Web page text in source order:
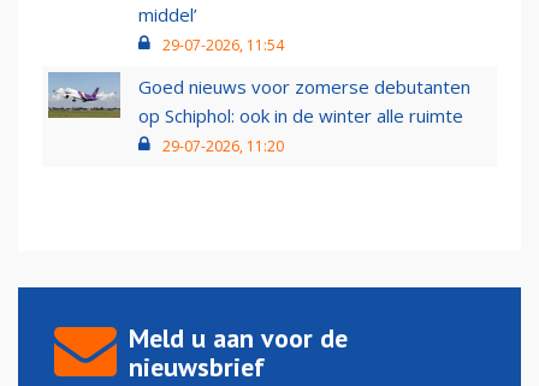
middel’
29-07-2026, 11:54
Goed nieuws voor zomerse debutanten
op Schiphol: ook in de winter alle ruimte
29-07-2026, 11:20
Meld u aan voor de
nieuwsbrief